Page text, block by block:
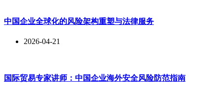
中国企业全球化的风险架构重塑与法律服务
2026-04-21
国际贸易专家讲师：中国企业海外安全风险防范指南